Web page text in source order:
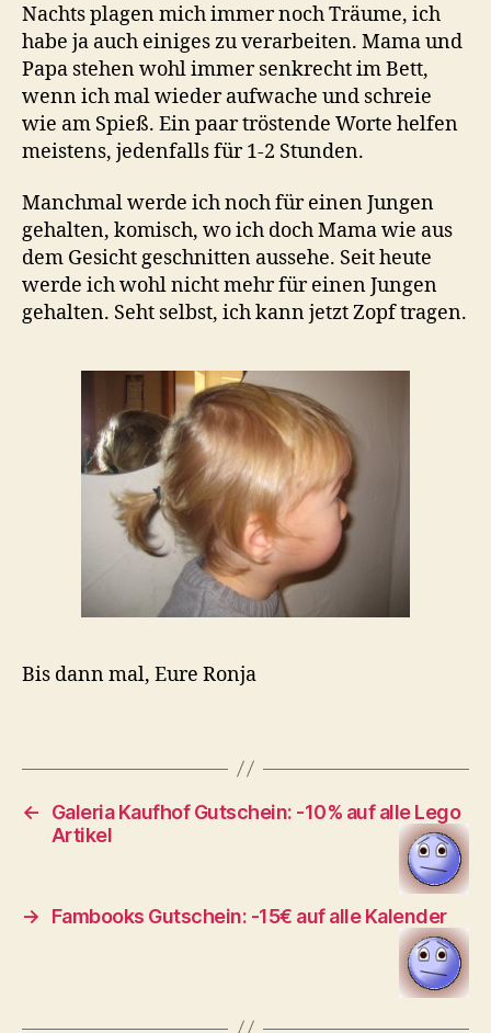
Nachts plagen mich immer noch Träume, ich
habe ja auch einiges zu verarbeiten. Mama und
Papa stehen wohl immer senkrecht im Bett,
wenn ich mal wieder aufwache und schreie
wie am Spieß. Ein paar tröstende Worte helfen
meistens, jedenfalls für 1-2 Stunden.
Manchmal werde ich noch für einen Jungen
gehalten, komisch, wo ich doch Mama wie aus
dem Gesicht geschnitten aussehe. Seit heute
werde ich wohl nicht mehr für einen Jungen
gehalten. Seht selbst, ich kann jetzt Zopf tragen.
Bis dann mal, Eure Ronja
←
Galeria Kaufhof Gutschein: -10% auf alle Lego
Artikel
→ Fambooks Gutschein: -15€ auf alle Kalender